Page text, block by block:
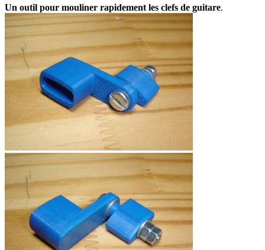
Un outil pour mouliner rapidement les clefs de guitare.